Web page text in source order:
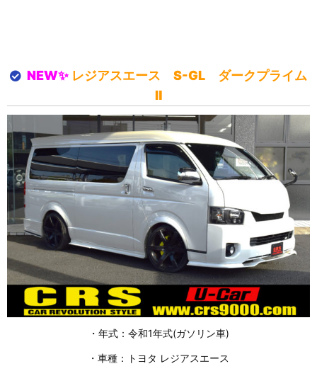
NEW✨ レジアスエース S-GL ダークプライム
Ⅱ
・年式：令和1年式(ガソリン車)
・車種：トヨタ レジアスエース